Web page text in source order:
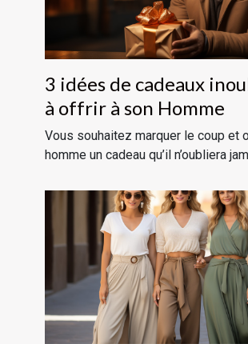
3 idées de cadeaux
à offrir à son Homme
Vous souhaitez marquer le coup et
homme un cadeau qu’il n’oubliera